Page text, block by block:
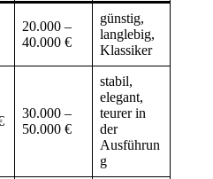
20.000 –
40.000 €
günstig,
langlebig,
Klassiker
30.000 –
50.000 €
stabil,
elegant,
teurer in
der
Ausführun
g